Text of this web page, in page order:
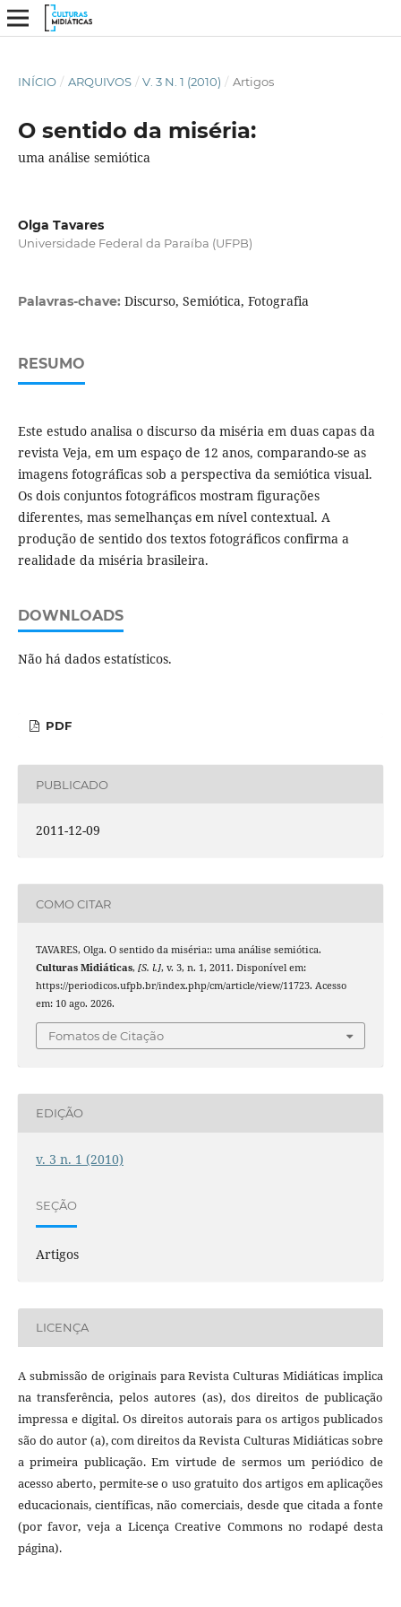
INÍCIO / ARQUIVOS / V. 3 N. 1 (2010) / Artigos
O sentido da miséria:
uma análise semiótica
Olga Tavares
Universidade Federal da Paraíba (UFPB)
Palavras-chave: Discurso, Semiótica, Fotografia
RESUMO
Este estudo analisa o discurso da miséria em duas capas da
revista Veja, em um espaço de 12 anos, comparando-se as
imagens fotográficas sob a perspectiva da semiótica visual.
Os dois conjuntos fotográficos mostram figurações
diferentes, mas semelhanças em nível contextual. A
produção de sentido dos textos fotográficos confirma a
realidade da miséria brasileira.
DOWNLOADS
Não há dados estatísticos.
PDF
PUBLICADO
2011-12-09
COMO CITAR
TAVARES, Olga. O sentido da miséria:: uma análise semiótica.
Culturas Midiáticas, [S. l.], v. 3, n. 1, 2011. Disponível em:
https://periodicos.ufpb.br/index.php/cm/article/view/11723. Acesso
em: 10 ago. 2026.
Fomatos de Citação
EDIÇÃO
v. 3 n. 1 (2010)
SEÇÃO
Artigos
LICENÇA
A submissão de originais para Revista Culturas Midiáticas implica
na transferência, pelos autores (as), dos direitos de publicação
impressa e digital. Os direitos autorais para os artigos publicados
são do autor (a), com direitos da Revista Culturas Midiáticas sobre
a primeira publicação. Em virtude de sermos um periódico de
acesso aberto, permite-se o uso gratuito dos artigos em aplicações
educacionais, científicas, não comerciais, desde que citada a fonte
(por favor, veja a Licença Creative Commons no rodapé desta
página).